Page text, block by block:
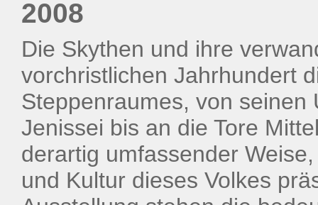
2008
Die Skythen und ihre
vorchristlichen Jahrhundert
Steppenraumes, von
Jenissei bis an die Tore
derartig umfassender
und Kultur dieses Volkes